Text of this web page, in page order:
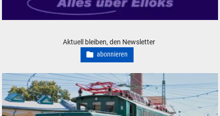
Aktuell bleiben, den Newsletter
abonnieren